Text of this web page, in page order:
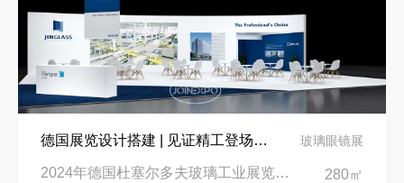
德国展览设计搭建 | 见证精工登场玻璃工业展览会 Glasstec 2024 玻璃眼镜展
2024年德国杜塞尔多夫玻璃工业展览会Glasstec|德国杜塞尔多夫会展中心 280㎡